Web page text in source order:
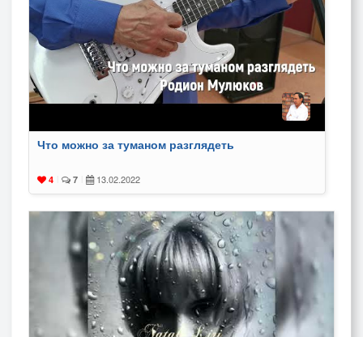
Что можно за туманом разглядеть
4 7 13.02.2022